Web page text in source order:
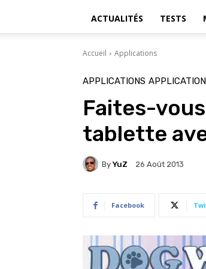
ACTUALITÉS TESTS
Accueil Applications
APPLICATIONS
Faites-
tablette
By YuZ 26 Août 2013
Facebook